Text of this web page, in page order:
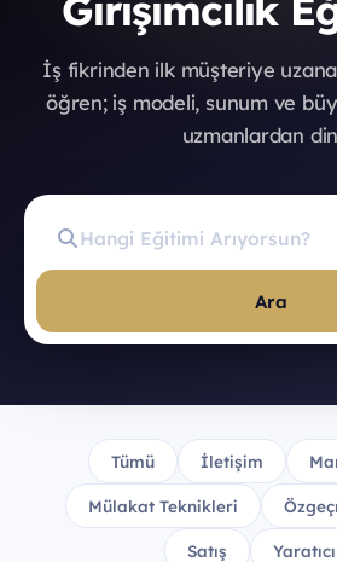
İş fikrinden ilk müşteriye
öğren; iş modeli, sunum ve
uzmanlardan
Ara
Tümü İletişim
Mülakat Teknikleri
Satış